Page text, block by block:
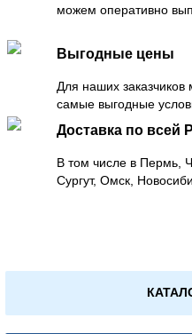
можем оперативно
Выгодные цены
Для наших заказчиков
самые выгодные
Доставка по всей
В том числе в Пермь,
Сургут, Омск,